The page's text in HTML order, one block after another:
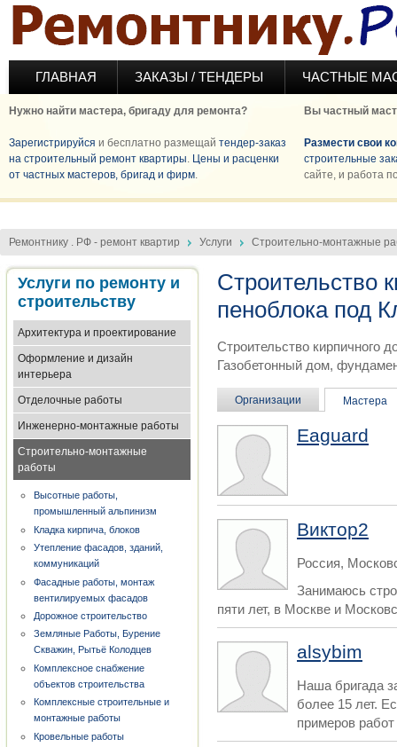
Перейти к основному содержанию
ГЛАВНАЯ ЗАКАЗЫ / ТЕНДЕРЫ ЧАСТНЫЕ
Нужно найти мастера, бригаду для ремонта?
Зарегистрируйся и бесплатно размещай тендер-заказ
на строительный ремонт квартиры. Цены и расценки
от частных мастеров, бригад и фирм.
Вы частный
Размести свои
строительные
сайте, и работа
Ремонтнику . РФ - ремонт квартир Услуги Строительно-монтажные
Услуги по ремонту и
строительству
Архитектура и проектирование
Оформление и дизайн
интерьера
Отделочные работы
Инженерно-монтажные работы
Строительно-монтажные
работы
Высотные работы,
промышленный альпинизм
Кладка кирпича, блоков
Утепление фасадов, зданий,
коммуникаций
Фасадные работы, монтаж
вентилируемых фасадов
Дорожное строительство
Земляные Работы, Бурение
Скважин, Рытьё Колодцев
Комплексное снабжение
объектов строительства
Комплексные строительные и
монтажные работы
Кровельные работы
Строительство
пеноблока под
Строительство кирпичного
Газобетонный дом,
Организации Мастера
Eaguard
Виктор2
Россия,
Занимаюсь
пяти лет, в Москве и
alsybim
Наша бригада
более 15 лет.
примеров работ